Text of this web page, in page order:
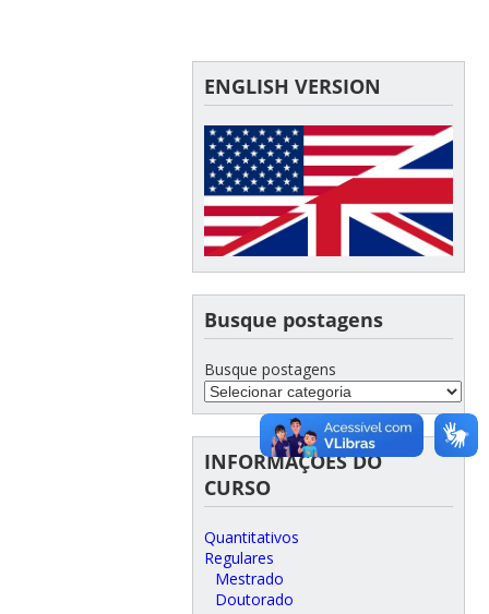
ENGLISH VERSION
Busque postagens
Busque postagens
INFORMAÇÕES DO
CURSO
Quantitativos
Regulares
Mestrado
Doutorado